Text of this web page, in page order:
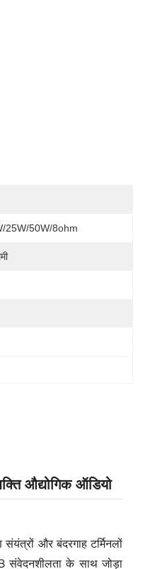
25W/50W/8ohm
औद्योगिक ऑडियो
संयंत्रों और बंदरगाह टर्मिनलों
संवेदनशीलता के साथ जोड़ा